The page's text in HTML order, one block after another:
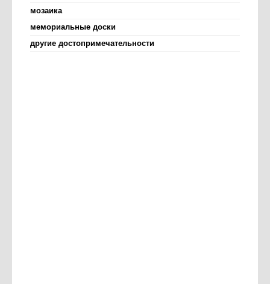
мозаика
мемориальные доски
другие достопримечательности